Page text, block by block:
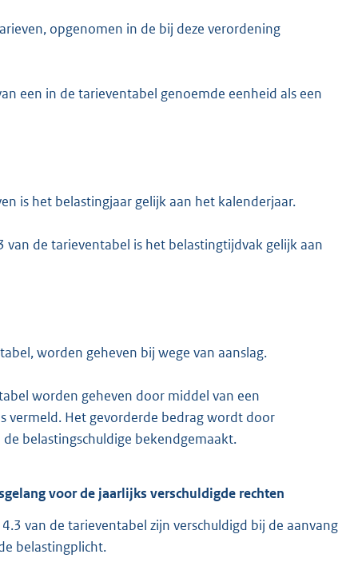
opgenomen in de bij deze verordening
een in de tarieventabel genoemde eenheid als een
is het belastingjaar gelijk aan het kalenderjaar.
de tarieventabel is het belastingtijdvak gelijk aan
worden geheven bij wege van aanslag.
worden geheven door middel van een
vermeld. Het gevorderde bedrag wordt door
belastingschuldige bekendgemaakt.
voor de jaarlijks verschuldigde rechten
van de tarieventabel zijn verschuldigd bij de aanvang
belastingplicht.